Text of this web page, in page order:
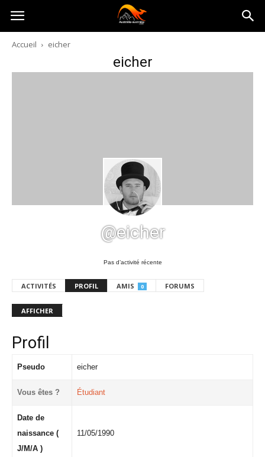
Australia-
australie.com
Accueil eicher
eicher
@eicher
Pas d’activité récente
ACTIVITÉS PROFIL AMIS 0 FORUMS
AFFICHER
Profil
Pseudo eicher
Vous êtes ? Étudiant
Date de
naissance (
J/M/A )
11/05/1990